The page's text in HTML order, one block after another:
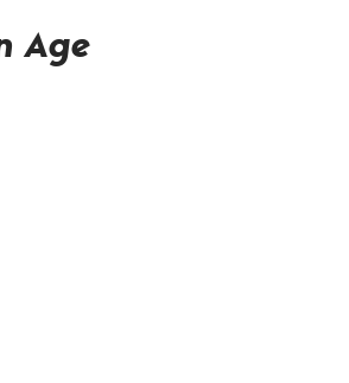
Age